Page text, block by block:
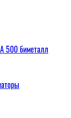
500 биметалл